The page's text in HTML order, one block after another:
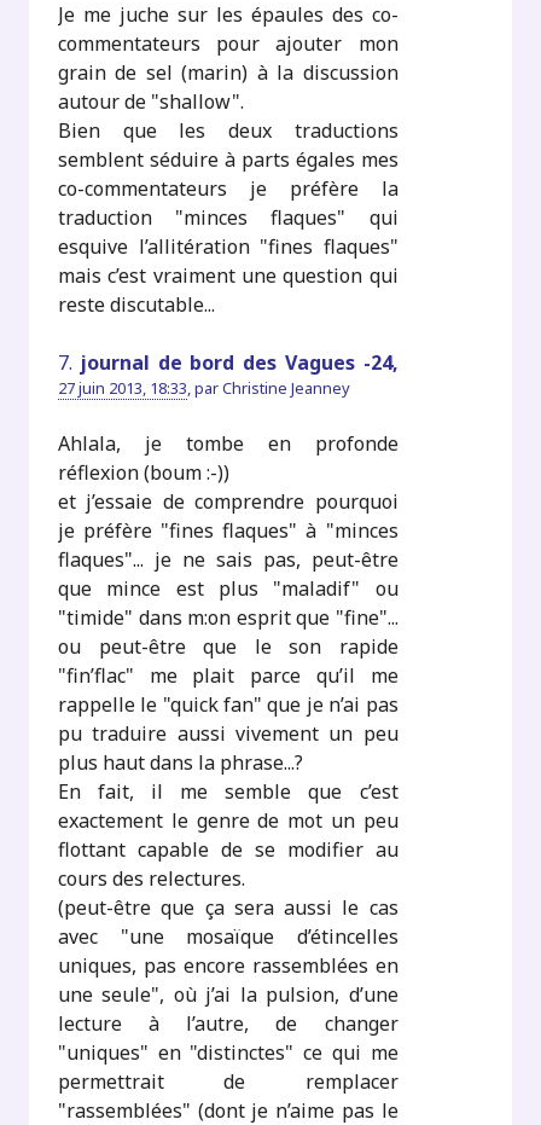
Je me juche sur les épaules des co-
commentateurs pour ajouter mon
grain de sel (marin) à la discussion
autour de "shallow".
Bien que les deux traductions
semblent séduire à parts égales mes
co-commentateurs je préfère la
traduction "minces flaques" qui
esquive l’allitération "fines flaques"
mais c’est vraiment une question qui
reste discutable...
7. journal de bord des Vagues -24,
27 juin 2013, 18:33,parChristine Jeanney
Ahlala, je tombe en profonde
réflexion (boum :-))
et j’essaie de comprendre pourquoi
je préfère "fines flaques" à "minces
flaques"... je ne sais pas, peut-être
que mince est plus "maladif" ou
"timide" dans m:on esprit que "fine"...
ou peut-être que le son rapide
"fin’flac" me plait parce qu’il me
rappelle le "quick fan" que je n’ai pas
pu traduire aussi vivement un peu
plus haut dans la phrase...?
En fait, il me semble que c’est
exactement le genre de mot un peu
flottant capable de se modifier au
cours des relectures.
(peut-être que ça sera aussi le cas
avec "une mosaïque d’étincelles
uniques, pas encore rassemblées en
une seule", où j’ai la pulsion, d’une
lecture à l’autre, de changer
"uniques" en "distinctes" ce qui me
permettrait de remplacer
"rassemblées" (dont je n’aime pas le